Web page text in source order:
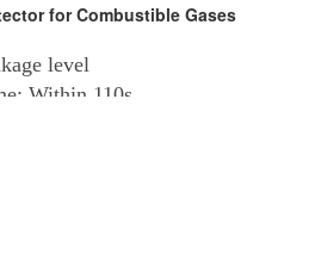
size
Express หรือ EMS
1-2 ปี
for Combustible Gases
level
Within 110s
battery included,
overcharge protected circuit.
power source.
easily access to any areas.